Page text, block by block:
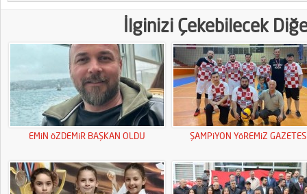
İlginizi Çekebilecek
EMiN öZDEMiR BAŞKAN OLDU ŞAMPiYON YöREMiZ